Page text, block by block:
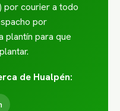
por courier a todo
por
plantín para que
de Hualpén: